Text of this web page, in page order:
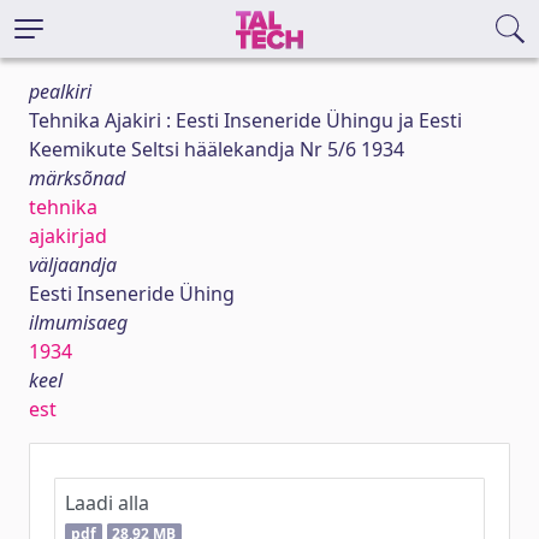
pealkiri
Tehnika Ajakiri : Eesti Inseneride Ühingu ja Eesti
Keemikute Seltsi häälekandja Nr 5/6 1934
märksõnad
tehnika
ajakirjad
väljaandja
Eesti Inseneride Ühing
ilmumisaeg
1934
keel
est
Laadi alla
pdf 28,92 MB